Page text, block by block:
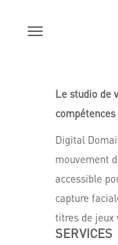
content
Le studio de
Digital
mouvement
accessible
capture
titres de jeux
SERVICES